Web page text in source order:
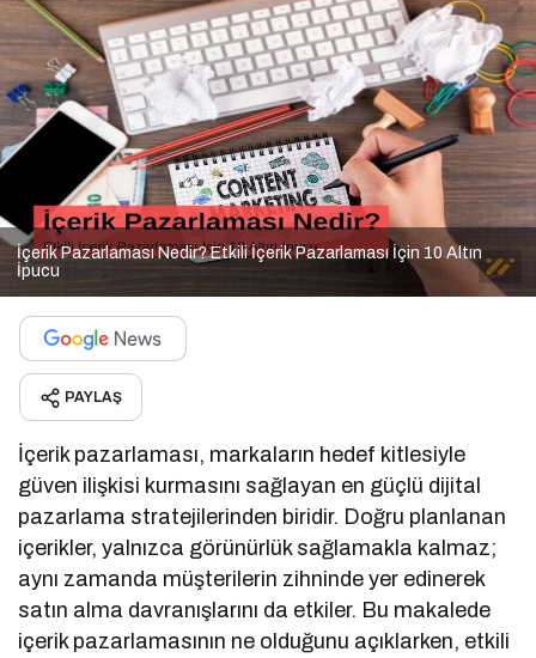
İçerik Pazarlaması Nedir? Etkili İçerik Pazarlaması İçin 10 Altın
İpucu
PAYLAŞ
İçerik pazarlaması, markaların hedef kitlesiyle
güven ilişkisi kurmasını sağlayan en güçlü dijital
pazarlama stratejilerinden biridir. Doğru planlanan
içerikler, yalnızca görünürlük sağlamakla kalmaz;
aynı zamanda müşterilerin zihninde yer edinerek
satın alma davranışlarını da etkiler. Bu makalede
içerik pazarlamasının ne olduğunu açıklarken, etkili